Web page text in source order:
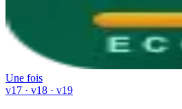
Une fois
v17 · v18 · v19